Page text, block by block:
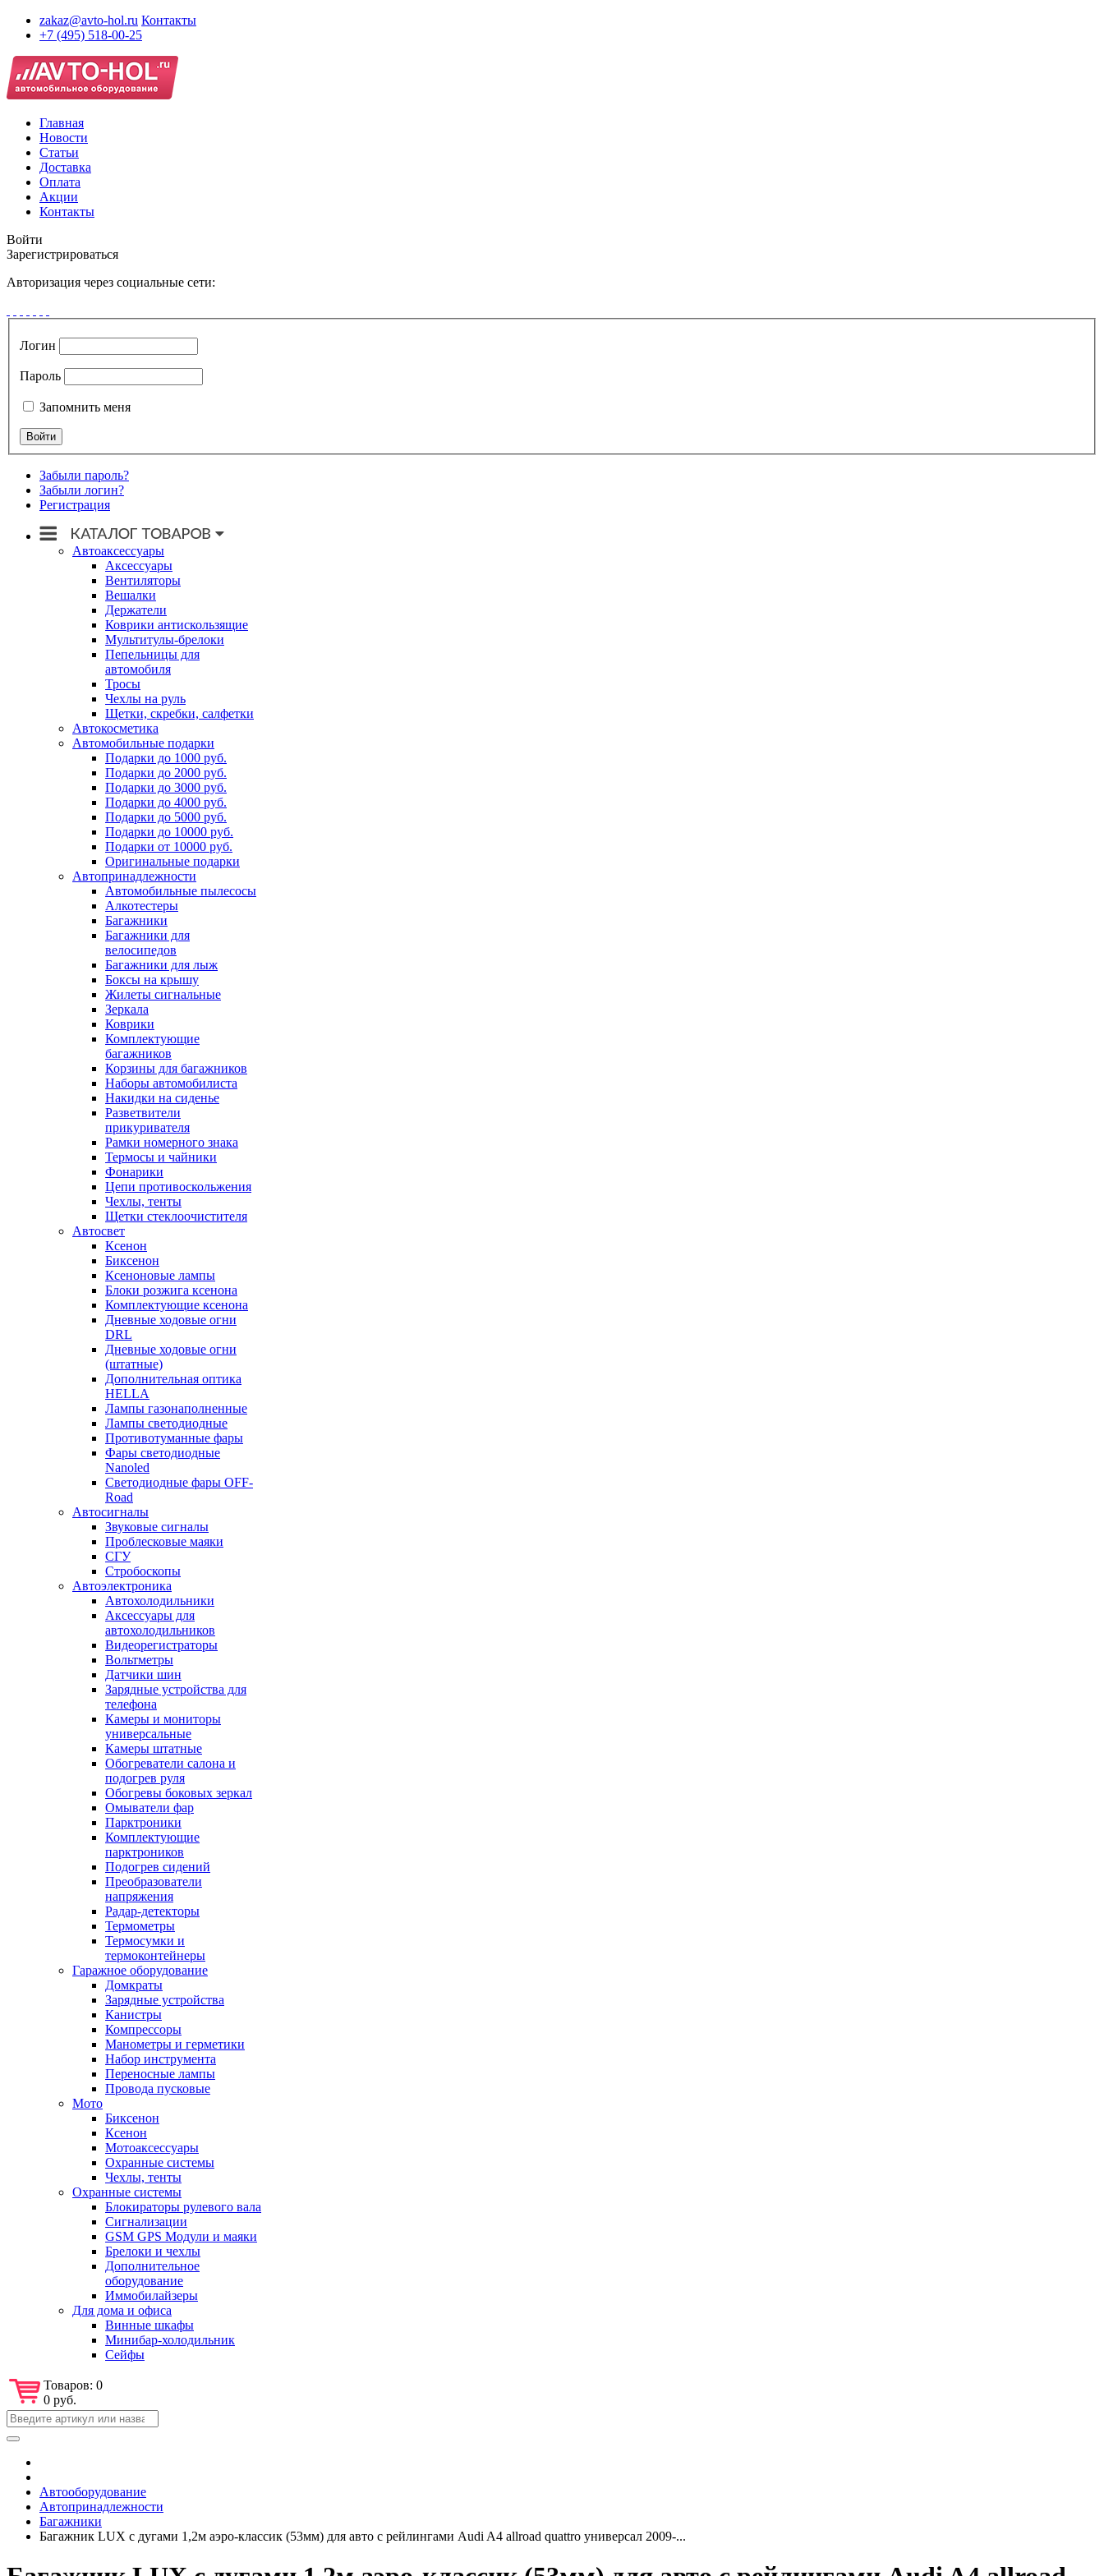
zakaz@avto-hol.ru Контакты
+7 (495) 518-00-25
Главная
Новости
Статьи
Доставка
Оплата
Акции
Контакты
Войти
Зарегистрироваться
Авторизация через социальные сети:
Логин
Пароль
Запомнить меня
Забыли пароль?
Забыли логин?
Регистрация
Автоаксессуары
Аксессуары
Вентиляторы
Вешалки
Держатели
Коврики антискользящие
Мультитулы-брелоки
Пепельницы для
автомобиля
Тросы
Чехлы на руль
Щетки, скребки, салфетки
Автокосметика
Автомобильные подарки
Подарки до 1000 руб.
Подарки до 2000 руб.
Подарки до 3000 руб.
Подарки до 4000 руб.
Подарки до 5000 руб.
Подарки до 10000 руб.
Подарки от 10000 руб.
Оригинальные подарки
Автопринадлежности
Автомобильные пылесосы
Алкотестеры
Багажники
Багажники для
велосипедов
Багажники для лыж
Боксы на крышу
Жилеты сигнальные
Зеркала
Коврики
Комплектующие
багажников
Корзины для багажников
Наборы автомобилиста
Накидки на сиденье
Разветвители
прикуривателя
Рамки номерного знака
Термосы и чайники
Фонарики
Цепи противоскольжения
Чехлы, тенты
Щетки стеклоочистителя
Автосвет
Ксенон
Биксенон
Ксеноновые лампы
Блоки розжига ксенона
Комплектующие ксенона
Дневные ходовые огни
DRL
Дневные ходовые огни
(штатные)
Дополнительная оптика
HELLA
Лампы газонаполненные
Лампы светодиодные
Противотуманные фары
Фары светодиодные
Nanoled
Светодиодные фары OFF-
Road
Автосигналы
Звуковые сигналы
Проблесковые маяки
СГУ
Стробоскопы
Автоэлектроника
Автохолодильники
Аксессуары для
автохолодильников
Видеорегистраторы
Вольтметры
Датчики шин
Зарядные устройства для
телефона
Камеры и мониторы
универсальные
Камеры штатные
Обогреватели салона и
подогрев руля
Обогревы боковых зеркал
Омыватели фар
Парктроники
Комплектующие
парктроников
Подогрев сидений
Преобразователи
напряжения
Радар-детекторы
Термометры
Термосумки и
термоконтейнеры
Гаражное оборудование
Домкраты
Зарядные устройства
Канистры
Компрессоры
Манометры и герметики
Набор инструмента
Переносные лампы
Провода пусковые
Мото
Биксенон
Ксенон
Мотоаксессуары
Охранные системы
Чехлы, тенты
Охранные системы
Блокираторы рулевого вала
Сигнализации
GSM GPS Модули и маяки
Брелоки и чехлы
Дополнительное
оборудование
Иммобилайзеры
Для дома и офиса
Винные шкафы
Минибар-холодильник
Сейфы
Товаров: 0
0 руб.
Автооборудование
Автопринадлежности
Багажники
Багажник LUX с дугами 1,2м аэро-классик (53мм) для авто с рейлингами Audi A4 allroad quattro универсал 2009-...